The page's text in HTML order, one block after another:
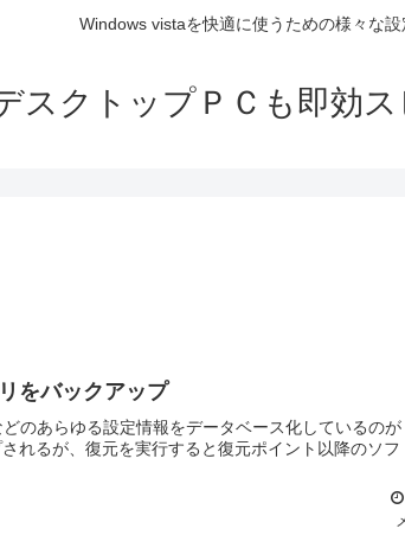
Windows vistaを快適に使うための様々な
スクトップＰＣも即効ス
をバックアップ
のあらゆる設定情報をデータベース化しているのが
れるが、復元を実行すると復元ポイント以降のソフ